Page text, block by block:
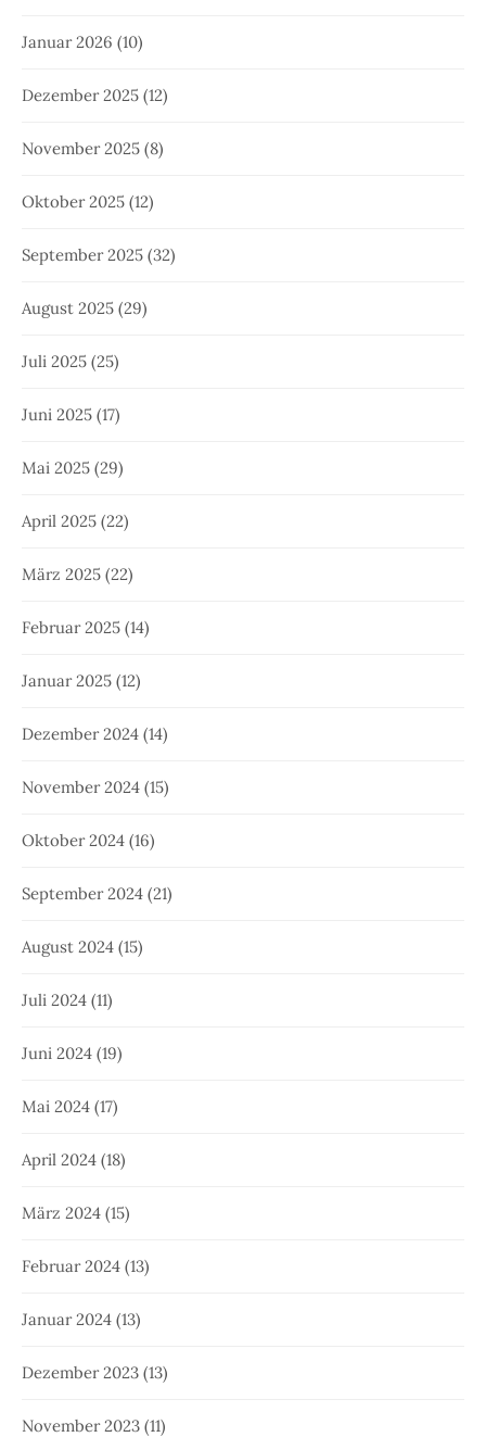
Januar 2026 (10)
Dezember 2025 (12)
November 2025 (8)
Oktober 2025 (12)
September 2025 (32)
August 2025 (29)
Juli 2025 (25)
Juni 2025 (17)
Mai 2025 (29)
April 2025 (22)
März 2025 (22)
Februar 2025 (14)
Januar 2025 (12)
Dezember 2024 (14)
November 2024 (15)
Oktober 2024 (16)
September 2024 (21)
August 2024 (15)
Juli 2024 (11)
Juni 2024 (19)
Mai 2024 (17)
April 2024 (18)
März 2024 (15)
Februar 2024 (13)
Januar 2024 (13)
Dezember 2023 (13)
November 2023 (11)